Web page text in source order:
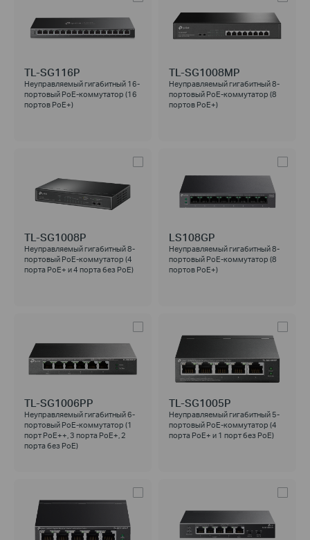
TL-SG116P
Неуправляемый гигабитный 16-
портовый PoE-коммутатор (16
портов PoE+)
TL-SG1008MP
Неуправляемый гигабитный 8-
портовый PoE-коммутатор (8
портов PoE+)
TL-SG1008P
Неуправляемый гигабитный 8-
портовый PoE-коммутатор (4
порта PoE+ и 4 порта без PoE)
LS108GP
Неуправляемый гигабитный 8-
портовый PoE-коммутатор (8
портов PoE+)
TL-SG1006PP
Неуправляемый гигабитный 6-
портовый PoE-коммутатор (1
порт PoE++, 3 порта PoE+, 2
порта без РоЕ)
TL-SG1005P
Неуправляемый гигабитный 5-
портовый PoE-коммутатор (4
порта PoE+ и 1 порт без PoE)